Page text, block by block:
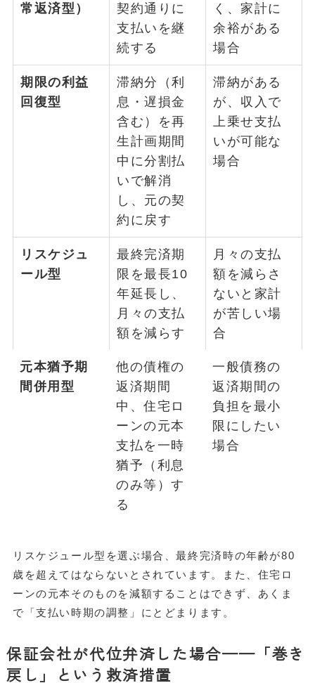
常返済型）
契約通りに
支払いを継
続する
く、家計に
余裕がある
場合
期限の利益
回復型
滞納分（利
息・遅損金
含む）を再
生計画期間
中に分割払
いで解消
し、元の契
約に戻す
滞納がある
が、収入で
上乗せ支払
いが可能な
場合
リスケジュ
ール型
最終完済期
限を最長10
年延長し、
月々の支払
額を減らす
月々の支払
額を減らさ
ないと家計
が苦しい場
合
元本猶予期
間併用型
他の債権の
返済期間
中、住宅ロ
ーンの元本
支払を一時
猶予（利息
のみ等）す
る
一般債務の
返済期間の
負担を最小
限にしたい
場合
リスケジュール型を選ぶ場合、最終完済時の年齢が80
歳を超えてはならないとされています。また、住宅ロ
ーンの元本そのものを減額することはできず、あくま
で「支払い時期の調整」にとどまります。
保証会社が代位弁済した場合——「巻き
戻し」という救済措置